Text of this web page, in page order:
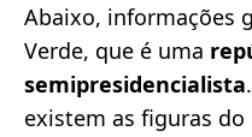
Abaixo, informações
Verde, que é uma
semipresidencialista
existem as figuras